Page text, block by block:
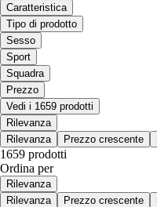
Caratteristica
Tipo di prodotto
Sesso
Sport
Squadra
Prezzo
Vedi i 1659 prodotti
Rilevanza
Rilevanza
Prezzo crescente
1659 prodotti
Ordina per
Rilevanza
Rilevanza
Prezzo crescente